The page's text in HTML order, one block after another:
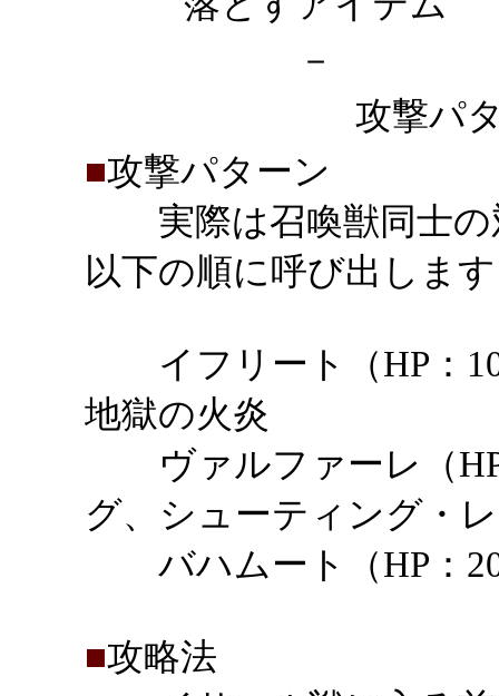
－
攻撃パ
■攻撃パターン
実際は召喚獣同士の
以下の順に呼び出しま
イフリート（HP：
地獄の火炎
ヴァルファーレ（HP
グ、シューティング・
バハムート（HP：
■攻略法